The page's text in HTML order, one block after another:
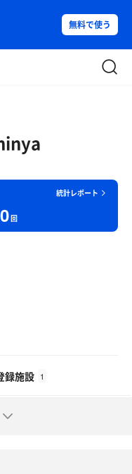
無料で使う
統計レポート
回
録施設 1